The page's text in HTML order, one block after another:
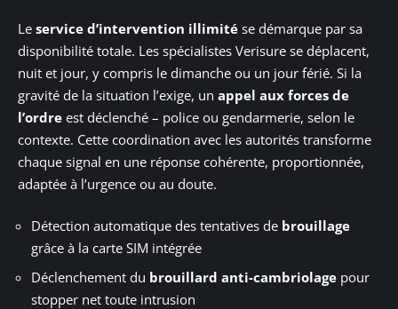
Le service d’intervention illimité se démarque par sa
disponibilité totale. Les spécialistes Verisure se déplacent,
nuit et jour, y compris le dimanche ou un jour férié. Si la
gravité de la situation l’exige, un appel aux forces de
l’ordre est déclenché – police ou gendarmerie, selon le
contexte. Cette coordination avec les autorités transforme
chaque signal en une réponse cohérente, proportionnée,
adaptée à l’urgence ou au doute.
Détection automatique des tentatives de brouillage
grâce à la carte SIM intégrée
Déclenchement du brouillard anti-cambriolage pour
stopper net toute intrusion